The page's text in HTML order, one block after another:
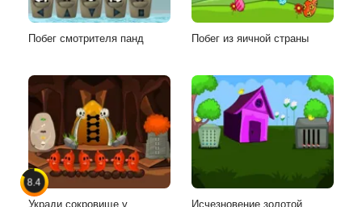
Побег смотрителя панд Побег из яичной страны
8.4
Укради сокровище у
Исчезновение золотой